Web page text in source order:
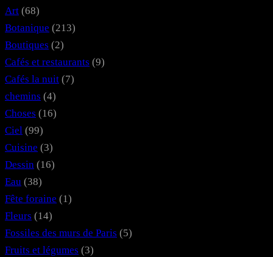
Art (68)
Botanique (213)
Boutiques (2)
Cafés et restaurants (9)
Cafés la nuit (7)
chemins (4)
Choses (16)
Ciel (99)
Cuisine (3)
Dessin (16)
Eau (38)
Fête foraine (1)
Fleurs (14)
Fossiles des murs de Paris (5)
Fruits et légumes (3)